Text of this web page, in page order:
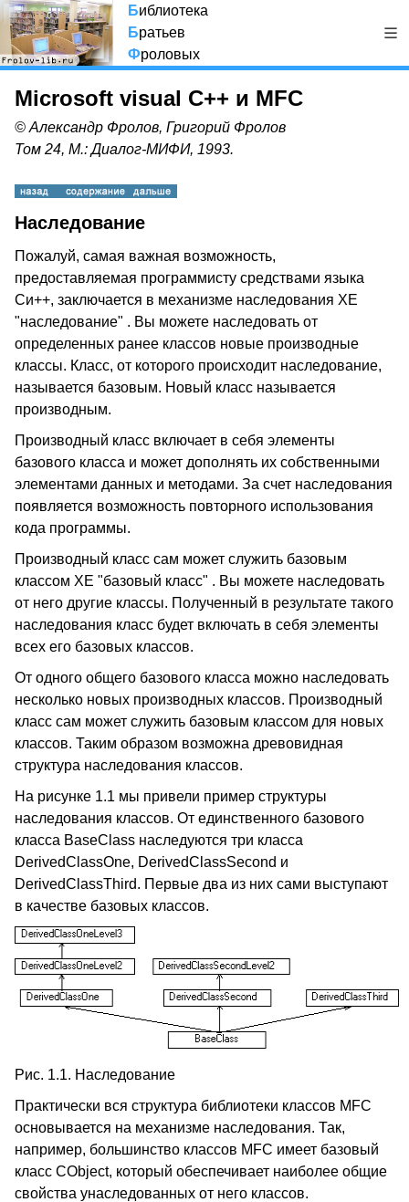
Библиотека
Братьев
Фроловых
Microsoft visual C++ и MFC
© Александр Фролов, Григорий Фролов
Том 24, М.: Диалог-МИФИ, 1993.
Наследование
Пожалуй, самая важная возможность,
предоставляемая программисту средствами языка
Си++, заключается в механизме наследования XE
"наследование" . Вы можете наследовать от
определенных ранее классов новые производные
классы. Класс, от которого происходит наследование,
называется базовым. Новый класс называется
производным.
Производный класс включает в себя элементы
базового класса и может дополнять их собственными
элементами данных и методами. За счет наследования
появляется возможность повторного использования
кода программы.
Производный класс сам может служить базовым
классом XE "базовый класс" . Вы можете наследовать
от него другие классы. Полученный в результате такого
наследования класс будет включать в себя элементы
всех его базовых классов.
От одного общего базового класса можно наследовать
несколько новых производных классов. Производный
класс сам может служить базовым классом для новых
классов. Таким образом возможна древовидная
структура наследования классов.
На рисунке 1.1 мы привели пример структуры
наследования классов. От единственного базового
класса BaseClass наследуются три класса
DerivedClassOne, DerivedClassSecond и
DerivedClassThird. Первые два из них сами выступают
в качестве базовых классов.
Рис. 1.1. Наследование
Практически вся структура библиотеки классов MFC
основывается на механизме наследования. Так,
например, большинство классов MFC имеет базовый
класс CObject, который обеспечивает наиболее общие
свойства унаследованных от него классов.